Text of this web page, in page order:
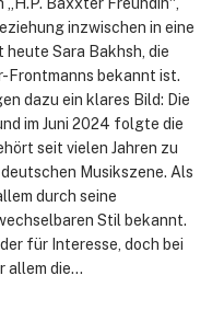
inzwischen in eine
heute Sara Bakhsh, die
Frontmanns bekannt ist.
dazu ein klares Bild: Die
im Juni 2024 folgte die
seit vielen Jahren zu
Musikszene. Als
durch seine
Stil bekannt.
für Interesse, doch bei
allem die…